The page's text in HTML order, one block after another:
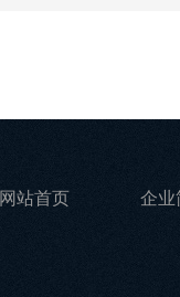
网站首页 企业